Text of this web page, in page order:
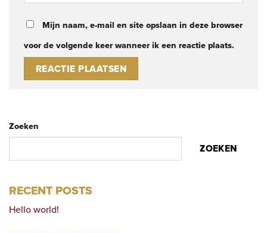
Mijn naam, e-mail en site opslaan in deze browser
voor de volgende keer wanneer ik een reactie plaats.
Zoeken
ZOEKEN
RECENT POSTS
Hello world!